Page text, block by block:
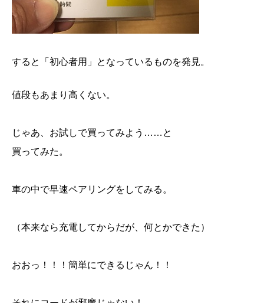
すると「初心者用」となっているものを発見。
値段もあまり高くない。
じゃあ、お試しで買ってみよう……と
買ってみた。
車の中で早速ペアリングをしてみる。
（本来なら充電してからだが、何とかできた）
おおっ！！！簡単にできるじゃん！！